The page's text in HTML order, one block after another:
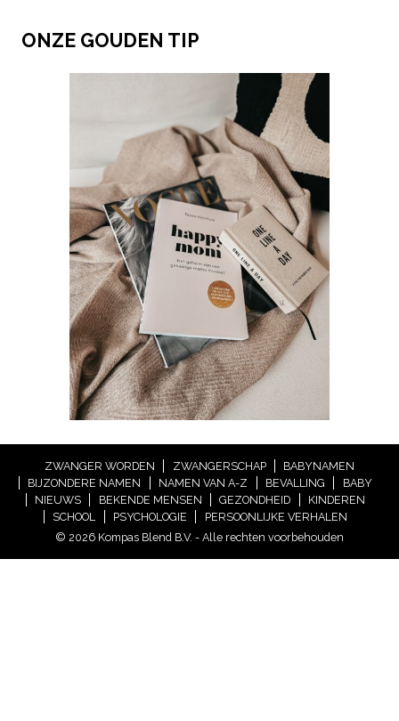
ONZE GOUDEN TIP
ZWANGER WORDEN ZWANGERSCHAP
BABYNAMEN
BIJZONDERE NAMEN
NAMEN VAN A-Z BEVALLING
BABY
NIEUWS
BEKENDE MENSEN GEZONDHEID
KINDEREN
SCHOOL
PSYCHOLOGIE
PERSOONLIJKE VERHALEN
© 2026 Kompas Blend B.V. - Alle rechten voorbehouden